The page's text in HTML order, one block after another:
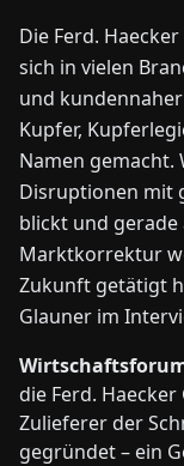
KONTAKT
ZU
Die Ferd.
sich in vielen
und
Kupfer,
Namen
Disruptionen mit
blickt und
Marktkorrektur
Zukunft getätigt
Glauner im
die Ferd. Haecker
Zulieferer der
gegründet – ein